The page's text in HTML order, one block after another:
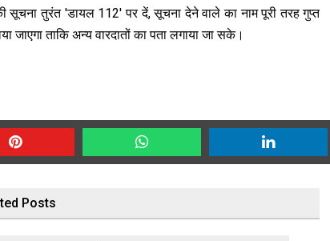
तुरंत 'डायल 112' पर दें, सूचना देने वाले का नाम पूरी तरह गुप्त
जाएगा ताकि अन्य वारदातों का पता लगाया जा सके।
Posts